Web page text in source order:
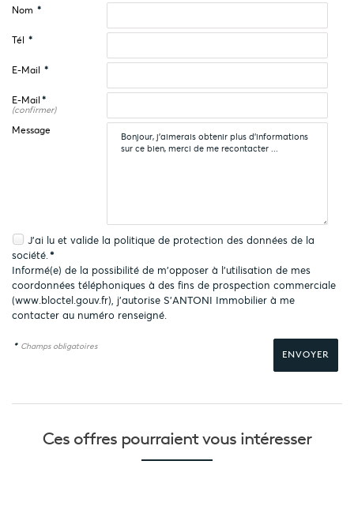
Nom *
Tél *
E-Mail *
E-Mail *
(confirmer)
Message
J'ai lu et valide la politique de protection des données de la
société.*
Informé(e) de la possibilité de m'opposer à l'utilisation de mes
coordonnées téléphoniques à des fins de prospection commerciale
(www.bloctel.gouv.fr), j'autorise S'ANTONI Immobilier à me
contacter au numéro renseigné.
* Champs obligatoires
Ces offres pourraientvous intéresser